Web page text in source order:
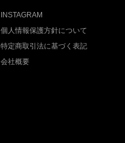
INSTAGRAM
個人情報保護方針について
特定商取引法に基づく表記
会社概要